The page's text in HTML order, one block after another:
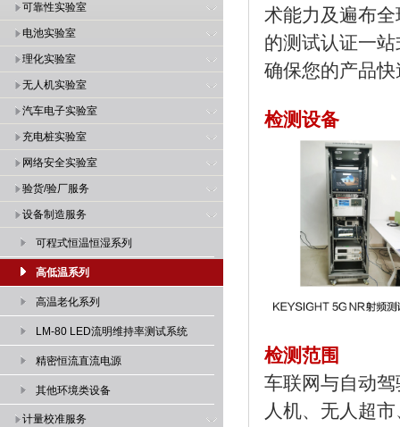
可靠性实验室
电池实验室
理化实验室
无人机实验室
汽车电子实验室
充电桩实验室
网络安全实验室
验货/验厂服务
设备制造服务
可程式恒温恒湿系列
高低温系列
高温老化系列
LM-80 LED流明维持率测试系统
精密恒流直流电源
其他环境类设备
计量校准服务
术能力及遍布
的测试认证一
确保您的产品
检测设备
检测范围
车联网与自动驾
人机、 无人超市